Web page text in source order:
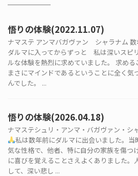
悟りの体験(2022.11.07)
ナマステ アンマバガヴァン シャラナム 数
ダルマに入ってからずっと 私は深いスピ
ルな体験を熱烈に求めていました。 求める
まさにマインドであるということに全く気
んでした。 ...
悟りの体験(2026.04.18)
ナマステシュリ・アンマ・バガヴァン・シ
私は数年前にダルマに出会いました。当
気な性格で、他者、特に自分の家族を傷つ
に喜びを覚えることさえよくありました。
して、深い悲し ...